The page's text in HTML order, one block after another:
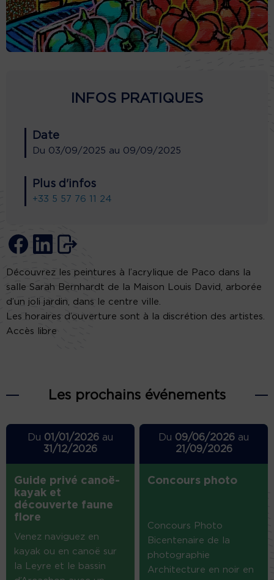
INFOS PRATIQUES
Date
Du 03/09/2025 au 09/09/2025
Plus d'infos
+33 5 57 76 11 24
Découvrez les peintures à l’acrylique de Paco dans la
salle Sarah Bernhardt de la Maison Louis David, arborée
d’un joli jardin, dans le centre ville.
Les horaires d’ouverture sont à la discrétion des artistes.
Accès libre
Les prochains événements
Du 01/01/2026au
31/12/2026
Guide privé canoë-
kayak et
découverte faune
flore
Venez naviguez en
kayak ou en canoë sur
la Leyre et le bassin
Du 09/06/2026 au
21/09/2026
Concours photo
Concours Photo
Bicentenaire de la
photographie
Architecture en noir en